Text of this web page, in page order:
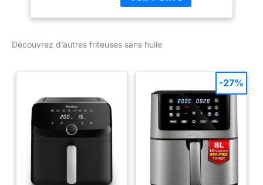
fryer EZ942HF0
Découvrez d’autres friteuses sans huile
-27%